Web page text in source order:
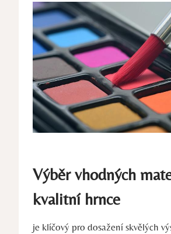
Výběr vhodných
kvalitní hrnce
je klíčový pro dosažení skvělých